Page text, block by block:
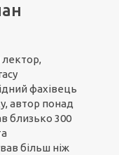
фахівець
автор понад
близько 300
більш ніж